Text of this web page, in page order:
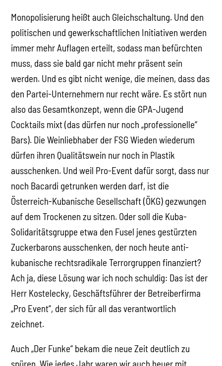
Monopolisierung heißt auch Gleichschaltung. Und den
politischen und gewerkschaftlichen Initiativen werden
immer mehr Auflagen erteilt, sodass man befürchten
muss, dass sie bald gar nicht mehr präsent sein
werden. Und es gibt nicht wenige, die meinen, dass das
den Partei-Unternehmern nur recht wäre. Es stört nun
also das Gesamtkonzept, wenn die GPA-Jugend
Cocktails mixt (das dürfen nur noch „professionelle“
Bars). Die Weinliebhaber der FSG Wieden wiederum
dürfen ihren Qualitätswein nur noch in Plastik
ausschenken. Und weil Pro-Event dafür sorgt, dass nur
noch Bacardi getrunken werden darf, ist die
Österreich-Kubanische Gesellschaft (ÖKG) gezwungen
auf dem Trockenen zu sitzen. Oder soll die Kuba-
Solidaritätsgruppe etwa den Fusel jenes gestürzten
Zuckerbarons ausschenken, der noch heute anti-
kubanische rechtsradikale Terrorgruppen finanziert?
Ach ja, diese Lösung war ich noch schuldig: Das ist der
Herr Kostelecky, Geschäftsführer der Betreiberfirma
„Pro Event“, der sich für all das verantwortlich
zeichnet.
Auch „Der Funke“ bekam die neue Zeit deutlich zu
spüren. Wie jedes Jahr waren wir auch heuer mit